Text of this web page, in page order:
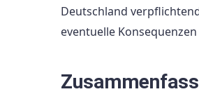
Deutschland
eventuelle